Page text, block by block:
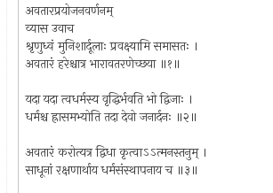
अवतारप्रयोजनवर्णनम्
व्यास उवाच
श्रृणुध्वं मुनिशार्दूलाः प्रवक्ष्यामि समासतः ।
अवतारं हरेश्चात्र भारावतरणेच्छया ॥१॥
यदा यदा त्वधर्मस्य वृद्धिर्भवति भो द्विजाः ।
धर्मश्च ह्रासमभ्योति तदा देवो जनार्दनः ॥२॥
अवतारं करोत्यत्र द्विधा कृत्वाऽऽत्मनस्तनुम् ।
साधूनां रक्षणार्थाय धर्मसंस्थापनाय च ॥३॥